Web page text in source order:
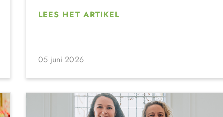
LEES HET ARTIKEL
05 juni 2026